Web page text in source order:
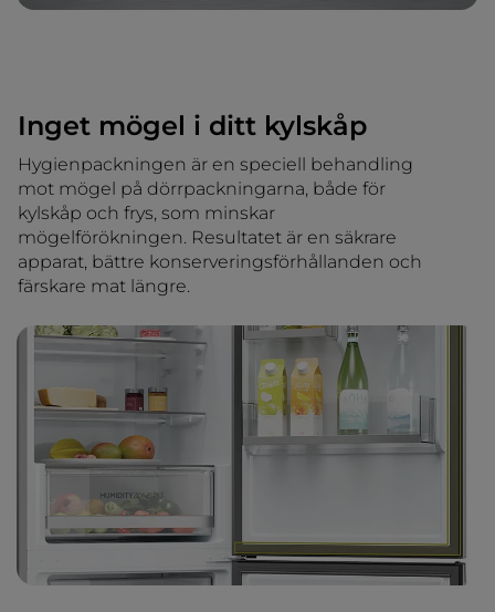
Inget mögel i ditt kylskåp
Hygienpackningen är en speciell behandling
mot mögel på dörrpackningarna, både för
kylskåp och frys, som minskar
mögelförökningen. Resultatet är en säkrare
apparat, bättre konserveringsförhållanden och
färskare mat längre.